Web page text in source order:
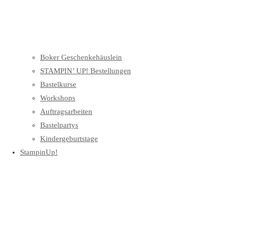
Boker Geschenkehäuslein
STAMPIN’ UP! Bestellungen
Bastelkurse
Workshops
Auftragsarbeiten
Bastelpartys
Kindergeburtstage
StampinUp!